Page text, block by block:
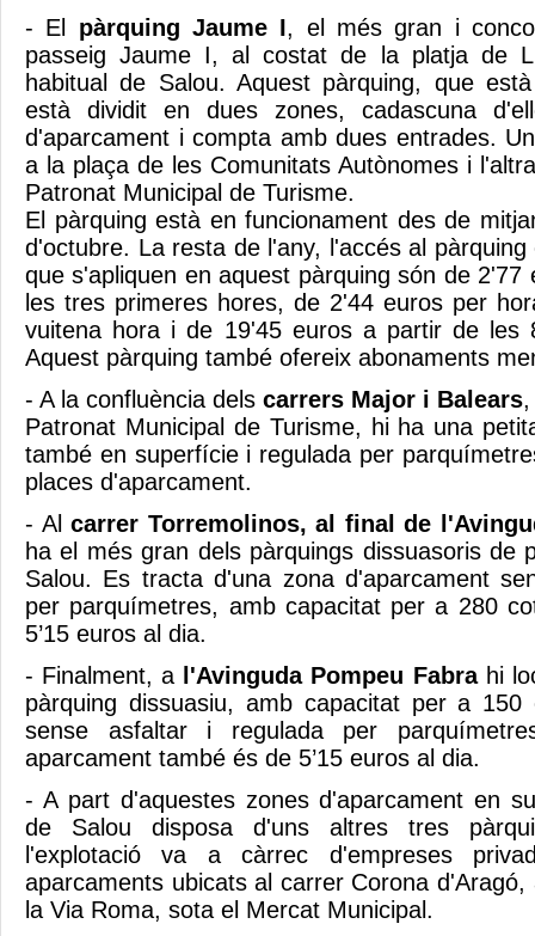
- El pàrquing Jaume I, el més gran i
passeig Jaume I, al costat de la platja de
habitual de Salou. Aquest pàrquing, que
està dividit en dues zones, cadascuna
d'aparcament i compta amb dues entrades.
a la plaça de les Comunitats Autònomes i
Patronat Municipal de Turisme.
El pàrquing està en funcionament des de
d'octubre. La resta de l'any, l'accés al
que s'apliquen en aquest pàrquing són de 2'77
les tres primeres hores, de 2'44 euros per
vuitena hora i de 19'45 euros a partir de les
Aquest pàrquing també ofereix abonaments
- A la confluència dels carrers Major i Balears
Patronat Municipal de Turisme, hi ha una
també en superfície i regulada per
places d'aparcament.
- Al carrer Torremolinos, al final de
ha el més gran dels pàrquings dissuasoris de
Salou. Es tracta d'una zona d'aparcament
per parquímetres, amb capacitat per a 280
5’15 euros al dia.
- Finalment, a
l'Avinguda Pompeu Fabrahi
pàrquing dissuasiu, amb capacitat per a
sense asfaltar i regulada per
aparcament també és de 5’15 euros al dia.
- A part d'aquestes zones d'aparcament en
de Salou disposa d'uns altres tres
l'explotació va a càrrec d'empreses
aparcaments ubicats al carrer Corona
la Via Roma, sota el Mercat Municipal.